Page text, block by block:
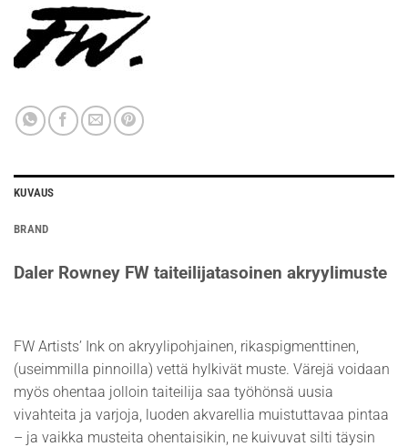
KUVAUS
BRAND
Daler Rowney FW taiteilijatasoinen akryylimuste
FW Artists’ Ink on akryylipohjainen, rikaspigmenttinen,
(useimmilla pinnoilla) vettä hylkivät muste. Värejä voidaan
myös ohentaa jolloin taiteilija saa työhönsä uusia
vivahteita ja varjoja, luoden akvarellia muistuttavaa pintaa
– ja vaikka musteita ohentaisikin, ne kuivuvat silti täysin